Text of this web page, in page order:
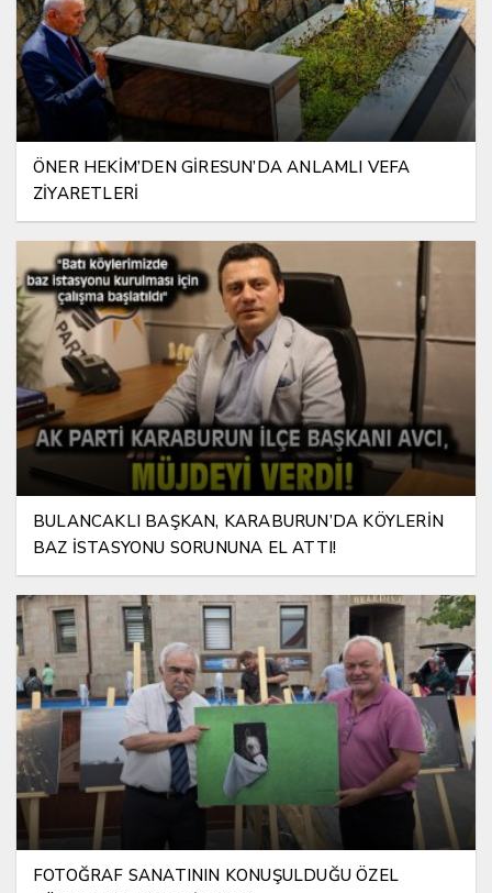
ÖNER HEKİM’DEN GİRESUN’DA ANLAMLI VEFA
ZİYARETLERİ
BULANCAKLI BAŞKAN, KARABURUN’DA KÖYLERİN
BAZ İSTASYONU SORUNUNA EL ATTI!
FOTOĞRAF SANATININ KONUŞULDUĞU ÖZEL